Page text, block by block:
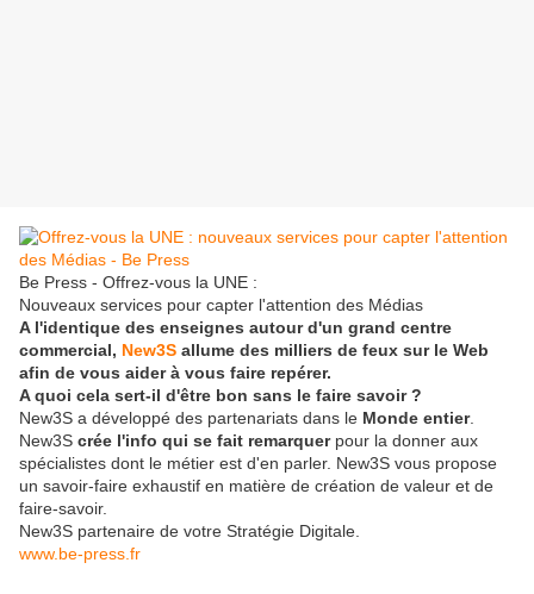
Be Press - Offrez-vous la UNE :
Nouveaux services pour capter l'attention des Médias
A l'identique des enseignes autour d'un grand centre
commercial, New3S allume des milliers de feux sur le Web
afin de vous aider à vous faire repérer.
A quoi cela sert-il d'être bon sans le faire savoir ?
New3S a développé des partenariats dans le Monde entier.
New3S crée l'info qui se fait remarquerpour la donner aux
spécialistes dont le métier est d'en parler. New3S vous propose
un savoir-faire exhaustif en matière de création de valeur et de
faire-savoir.
New3S partenaire de votre Stratégie Digitale.
www.be-press.fr